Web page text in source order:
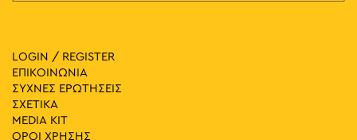
LOGIN / REGISTER
ΕΠΙΚΟΙΝΩΝΙΑ
ΣΥΧΝΕΣ ΕΡΩΤΗΣΕΙΣ
ΣΧΕΤΙΚΑ
MEDIA ΚIT
ΟΡΟΙ ΧΡΗΣΗΣ